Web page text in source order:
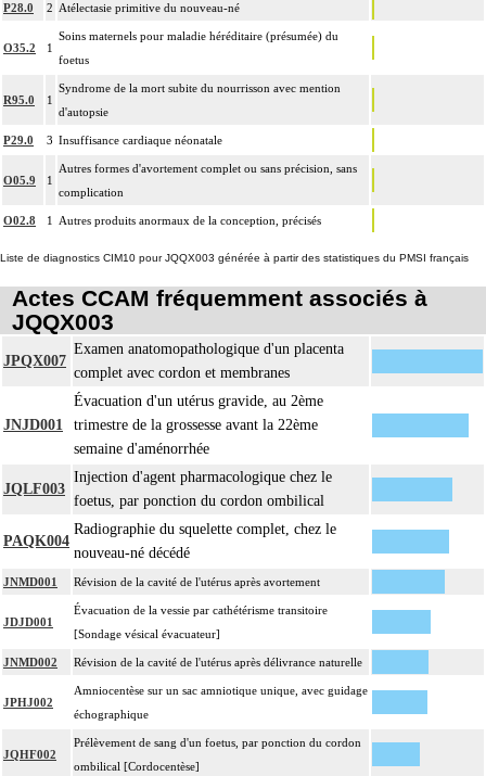
P28.0 2 Atélectasie primitive du nouveau-né
O35.2 1
Soins maternels pour maladie héréditaire (présumée) du
foetus
R95.0 1
Syndrome de la mort subite du nourrisson avec mention
d'autopsie
P29.0 3 Insuffisance cardiaque néonatale
O05.9 1
Autres formes d'avortement complet ou sans précision, sans
complication
O02.8 1 Autres produits anormaux de la conception, précisés
Liste de diagnostics CIM10 pour JQQX003 générée à partir des statistiques du PMSI français
Actes CCAM fréquemment associés à
JQQX003
JPQX007
Examen anatomopathologique d'un placenta
complet avec cordon et membranes
JNJD001
Évacuation d'un utérus gravide, au 2ème
trimestre de la grossesse avant la 22ème
semaine d'aménorrhée
JQLF003
Injection d'agent pharmacologique chez le
foetus, par ponction du cordon ombilical
PAQK004
Radiographie du squelette complet, chez le
nouveau-né décédé
JNMD001 Révision de la cavité de l'utérus après avortement
JDJD001
Évacuation de la vessie par cathétérisme transitoire
[Sondage vésical évacuateur]
JNMD002 Révision de la cavité de l'utérus après délivrance naturelle
JPHJ002
Amniocentèse sur un sac amniotique unique, avec guidage
échographique
JQHF002
Prélèvement de sang d'un foetus, par ponction du cordon
ombilical [Cordocentèse]